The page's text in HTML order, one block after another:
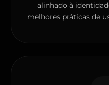
alinhado à
melhores práticas de